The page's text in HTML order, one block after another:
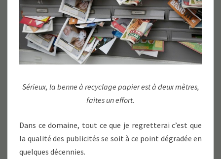
Sérieux, la benne à recyclage papier est à deux mètres,
faites un effort.
Dans ce domaine, tout ce que je regretterai c’est que
la qualité des publicités se soit à ce point dégradée en
quelques décennies.